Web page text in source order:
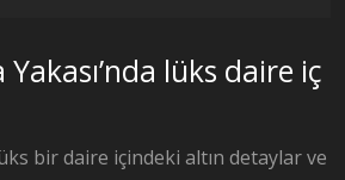
lüks daire iç
bir daire içindeki altın detaylar ve